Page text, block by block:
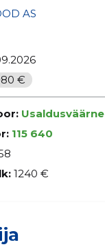
AS
€
Usaldusväärne
115 640
1240 €